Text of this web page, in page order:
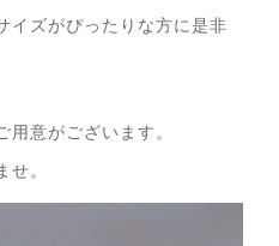
イズがぴったりな方に是非
意がございます。
。